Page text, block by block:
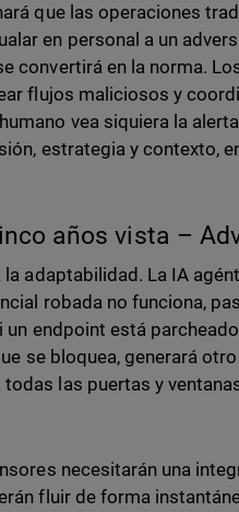
que las operaciones
en personal a un
convertirá en la norma.
flujos maliciosos y
vea siquiera la
estrategia y contexto,
años vista –
adaptabilidad. La IA
robada no funciona,
un endpoint está
se bloquea, generará
las puertas y
necesitarán una
fluir de forma